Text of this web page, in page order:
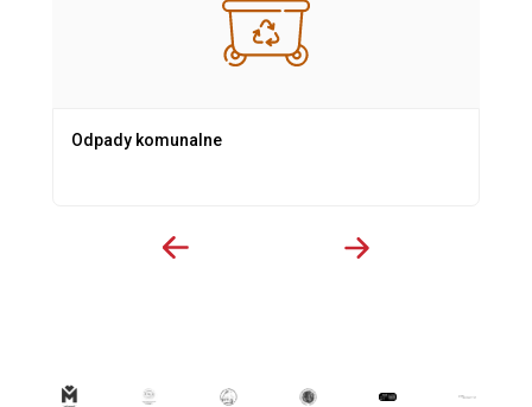
Odpady komunalne